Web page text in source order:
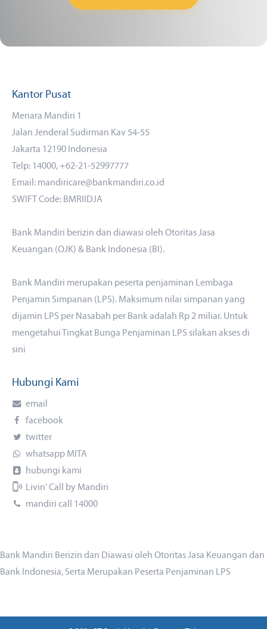
Kantor Pusat
Menara Mandiri 1
Jalan Jenderal Sudirman Kav 54-55
Jakarta 12190 Indonesia
Telp: 14000, +62-21-52997777
Email: mandiricare@bankmandiri.co.id
SWIFT Code: BMRIIDJA
Bank Mandiri berizin dan diawasi oleh Otoritas Jasa
Keuangan (OJK) & Bank Indonesia (BI).
Bank Mandiri merupakan peserta penjaminan Lembaga
Penjamin Simpanan (LPS). Maksimum nilai simpanan yang
dijamin LPS per Nasabah per Bank adalah Rp 2 miliar. Untuk
mengetahui Tingkat Bunga Penjaminan LPS silakan aksesdi
sini
Hubungi Kami
email
facebook
twitter
whatsapp MITA
hubungi kami
Livin' Call by Mandiri
mandiri call 14000
Bank Mandiri Berizin dan Diawasi oleh Otoritas Jasa Keuangan dan
Bank Indonesia, Serta Merupakan Peserta Penjaminan LPS